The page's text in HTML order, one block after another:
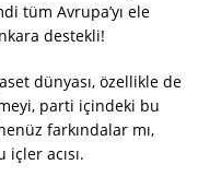
tüm Avrupa’yı ele
destekli!
dünyası, özellikle de
parti içindeki bu
farkındalar mı,
acısı.